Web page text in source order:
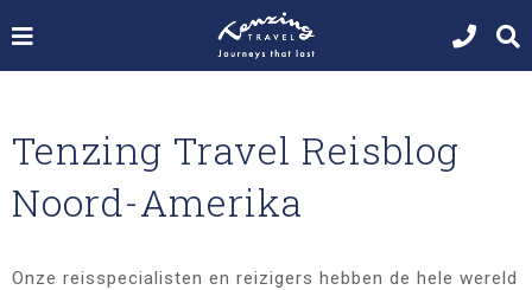
Tenzing Travel Reisblog
Noord-Amerika
Onze reisspecialisten en reizigers hebben de hele wereld